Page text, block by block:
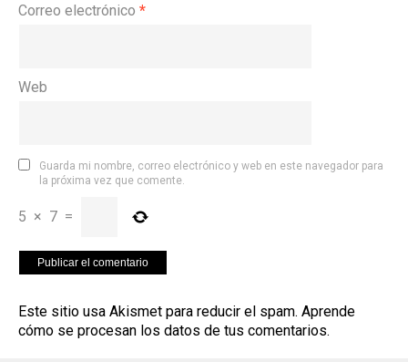
Correo electrónico *
Web
Guarda mi nombre, correo electrónico y web en este navegador para
la próxima vez que comente.
5 × 7 =
Este sitio usa Akismet para reducir el spam. Aprende
cómo se procesan los datos de tus comentarios.